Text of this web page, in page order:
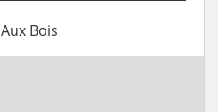
Bois